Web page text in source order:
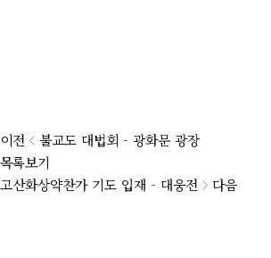
이전
불교도 대법회 - 광화문 광장
목록보기
고산화상약찬가 기도 입재 - 대웅전
다음